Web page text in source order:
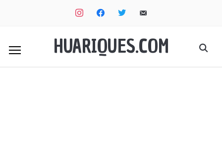
instagramfacebooktwitter
email-
HUARIQUES.COM